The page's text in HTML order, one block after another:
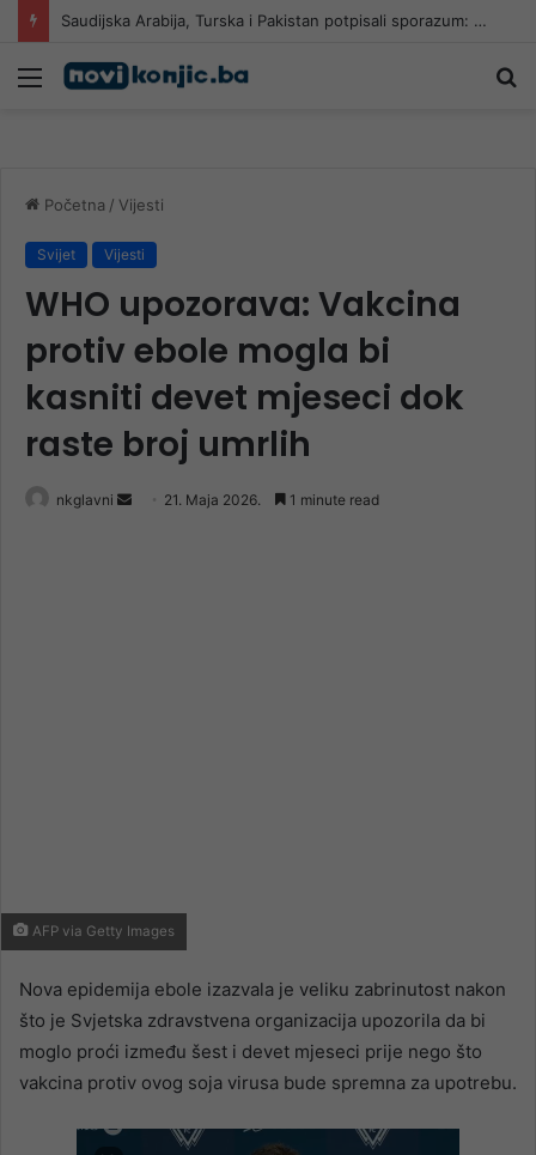
Saudijska Arabija, Turska i Pakistan potpisali sporazum: Napad na jednu zemlju smatrat će se napadom na sve tri
Meni
Početna / Vijesti
Svijet Vijesti
WHO upozorava: Vakcina
protiv ebole mogla bi
kasniti devet mjeseci dok
raste broj umrlih
nkglavni
Send 21. Maja 2026. 1 minute read
AFP via Getty Images
Nova epidemija ebole izazvala je veliku zabrinutost nakon
što je Svjetska zdravstvena organizacija upozorila da bi
moglo proći između šest i devet mjeseci prije nego što
vakcina protiv ovog soja virusa bude spremna za upotrebu.